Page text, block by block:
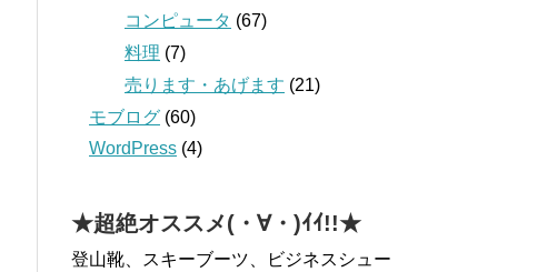
コンピュータ (67)
料理 (7)
売ります・あげます (21)
モブログ (60)
WordPress (4)
★超絶オススメ(・∀・)ｲｲ!!★
登山靴、スキーブーツ、ビジネスシュー